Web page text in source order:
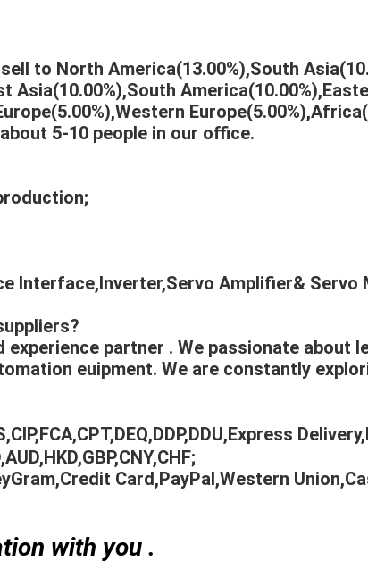
to North America(13.00%),South
Asia(10.00%),South
5-10 people in our office.
Interface,Inverter,Servo Amplifier& Servo
partner . We passionate about
euipment. We are constantly
Card,PayPal,Western
with you .